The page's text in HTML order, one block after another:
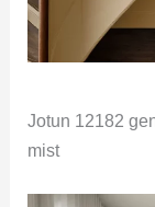
Jotun 12182
mist